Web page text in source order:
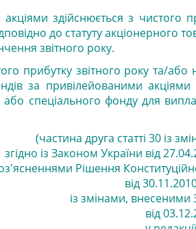
здійснюється з чистого
до статуту акціонерного
звітного року.
прибутку звітного року та/або
за привілейованими акціями
спеціального фонду для
(частина друга статті 30 із
згідно із Законом України від
Рішення
від
із змінами, внесеними
від